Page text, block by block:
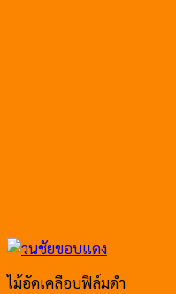
ไม้อัดเคลือบฟิล์มดำ